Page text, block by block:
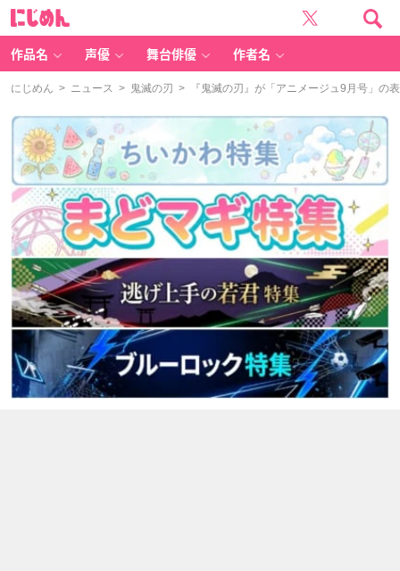
作品名 声優 舞台俳優 作者名
にじめん > ニュース > 鬼滅の刃 > 『鬼滅の刃』が「アニメージュ9月号」の